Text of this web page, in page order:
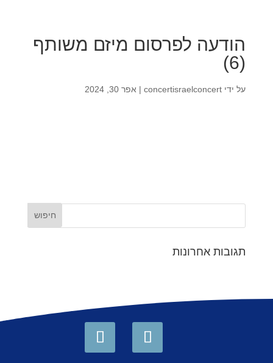
הודעה לפרסום מיזם משותף
(6)
על ידי concertisraelconcert
| אפר 30, 2024
תגובות אחרונות